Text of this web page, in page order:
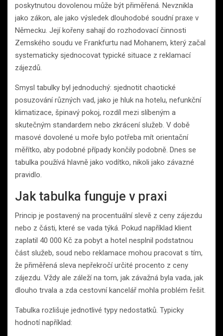
poskytnutou dovolenou může být přiměřená. Nevznikla
jako zákon, ale jako výsledek dlouhodobé soudní praxe v
Německu. Její kořeny sahají do rozhodovací činnosti
Zemského soudu ve Frankfurtu nad Mohanem, který začal
systematicky sjednocovat typické situace z reklamací
zájezdů.
Smysl tabulky byl jednoduchý: sjednotit chaotické
posuzování různých vad, jako je hluk na hotelu, nefunkční
klimatizace, špinavý pokoj, rozdíl mezi slíbeným a
skutečným standardem nebo zkrácení služeb. V době
masové dovolené u moře bylo potřeba mít orientační
měřítko, aby podobné případy končily podobně. Dnes se
tabulka používá hlavně jako vodítko, nikoli jako závazné
pravidlo.
Jak tabulka funguje v praxi
Princip je postavený na procentuální slevě z ceny zájezdu
nebo z části, které se vada týká. Pokud například klient
zaplatil 40 000 Kč za pobyt a hotel nesplnil podstatnou
část služeb, soud nebo reklamace mohou pracovat s tím,
že přiměřená sleva nepřekročí určité procento z ceny
zájezdu. Vždy ale záleží na tom, jak závažná byla vada, jak
dlouho trvala a zda cestovní kancelář mohla problém řešit.
Tabulka rozlišuje jednotlivé typy nedostatků. Typicky
hodnotí například: